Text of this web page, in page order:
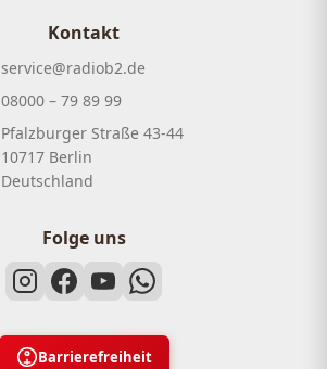
Kontakt
service@radiob2.de
08000 – 79 89 99
Pfalzburger Straße 43-44
10717 Berlin
Deutschland
Folge uns
Barrierefreiheit